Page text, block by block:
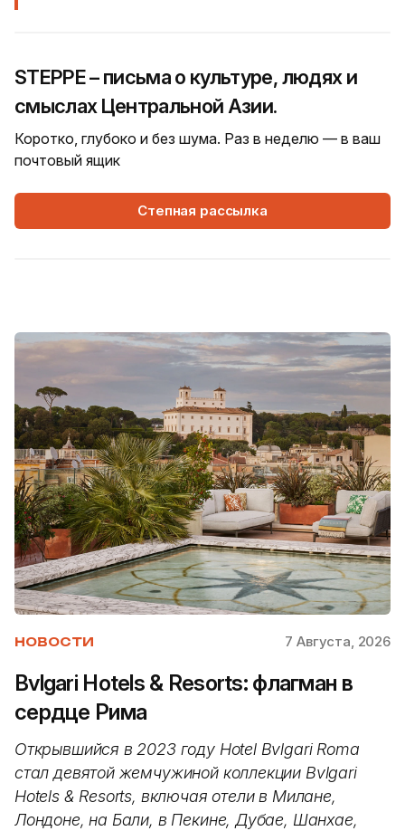
STEPPE – письма о культуре, людях и
смыслах Центральной Азии.
Коротко, глубоко и без шума. Раз в неделю — в ваш
почтовый ящик
Степная рассылка
НОВОСТИ 7 Августа, 2026
Bvlgari Hotels & Resorts: флагман в
сердце Рима
Открывшийся в 2023 году Hotel Bvlgari Roma
стал девятой жемчужиной коллекции Bvlgari
Hotels & Resorts, включая отели в Милане,
Лондоне, на Бали, в Пекине, Дубае, Шанхае,